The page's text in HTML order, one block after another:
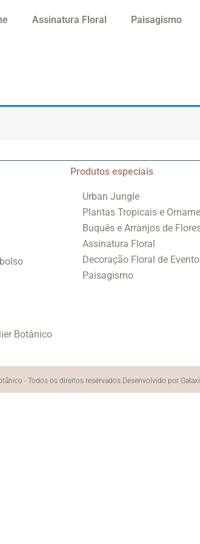
Assinatura Floral Paisagismo
Botânico
Produtos especiais
Urban Jungle
Plantas Tropicais e
Buquês e Arranjos de
Assinatura Floral
Decoração Floral de
Paisagismo
- Todos os direitos reservados.Desenvolvido por